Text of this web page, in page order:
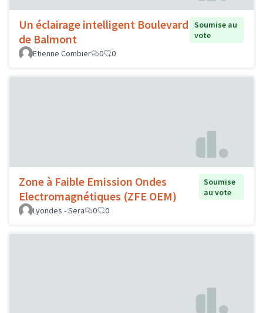
Un éclairage intelligent Boulevard
de Balmont
Soumise au
vote
Etienne Combier
0 0
Zone à Faible Emission Ondes
Electromagnétiques (ZFE OEM)
Soumise
au vote
Lyondes - Sera
0 0